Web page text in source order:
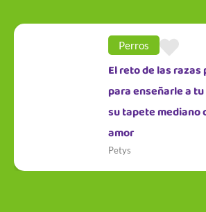
Perros
El reto de las
para enseñarle a
su tapete mediano
amor
Petys